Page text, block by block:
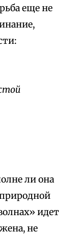
еще не
ли она
идет
не